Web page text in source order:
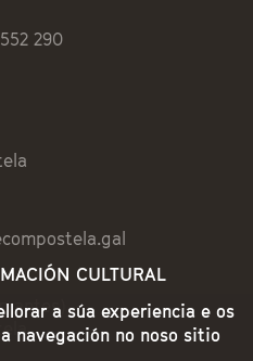
290
CULTURAL
a súa experiencia e os
navegación no noso sitio